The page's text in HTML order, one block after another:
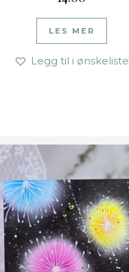
LES MER
Legg til i ønskeliste